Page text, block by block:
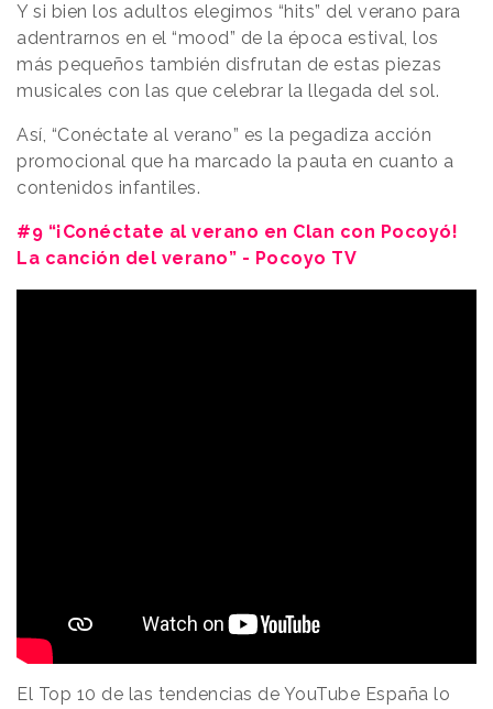
Y si bien los adultos elegimos “hits” del verano para
adentrarnos en el “mood” de la época estival, los
más pequeños también disfrutan de estas piezas
musicales con las que celebrar la llegada del sol.
Así, “Conéctate al verano” es la pegadiza acción
promocional que ha marcado la pauta en cuanto a
contenidos infantiles.
#9 “¡Conéctate al verano en Clan con Pocoyó!
La canción del verano” - Pocoyo TV
El Top 10 de las tendencias de YouTube España lo